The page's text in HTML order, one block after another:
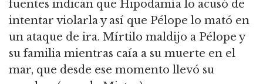
fuentes indican que Hipodamía lo acusó de
intentar violarla y así que Pélope lo mató en
un ataque de ira. Mírtilo maldijo a Pélope y
su familia mientras caía a su muerte en el
mar, que desde ese momento llevó su